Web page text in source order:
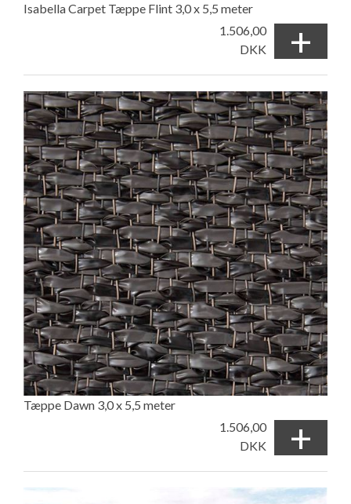
Isabella Carpet Tæppe Flint 3,0 x 5,5 meter
1.506,00
DKK
+
Tæppe Dawn 3,0 x 5,5 meter
1.506,00
DKK
+